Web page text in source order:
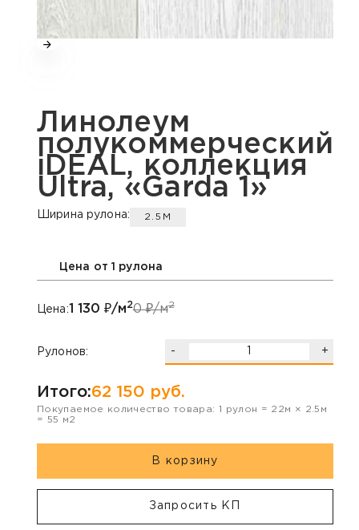
Линолеум
полукоммерческий
iDEAL, коллекция
Ultra, «Garda 1»
Ширина рулона: 2.5М
Цена от 1 рулона
Цена:1 130 ₽/м20₽/м2
Рулонов: - +
Итого:62 150 руб.
Покупаемое количество товара: 1 рулон = 22м × 2.5 м
= 55 м2
В корзину
Запросить КП